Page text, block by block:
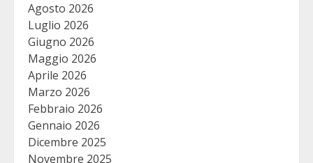
Agosto 2026
Luglio 2026
Giugno 2026
Maggio 2026
Aprile 2026
Marzo 2026
Febbraio 2026
Gennaio 2026
Dicembre 2025
Novembre 2025